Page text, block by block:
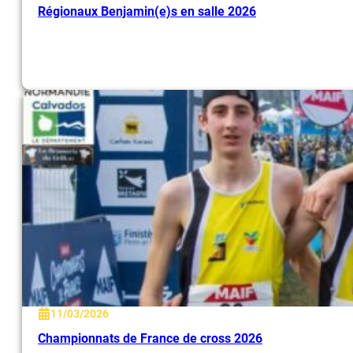
Régionaux Benjamin(e)s en salle 2026
11/03/2026
Championnats de France de cross 2026